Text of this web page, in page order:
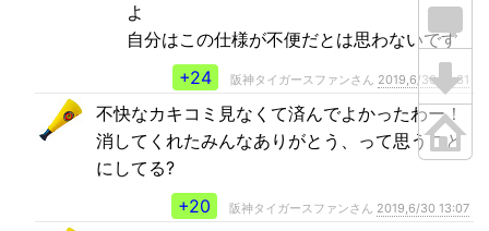
よ
自分はこの仕様が不便だとは思わないです
+24
阪神タイガースファンさん 2019,6/30 13:31
不快なカキコミ見なくて済んでよかったわー！
消してくれたみんなありがとう、って思うこと
にしてる?
+20
阪神タイガースファンさん 2019,6/30 13:07